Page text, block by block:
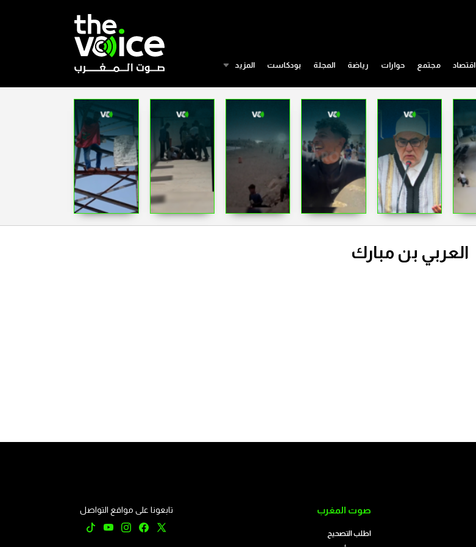
اقتصاد مجتمع حوارات رياضة المجلة بودكاست المزيد
العربي بن مبارك
صوت المغرب
اطلب التصحيح
تابعونا على مواقع التواصل